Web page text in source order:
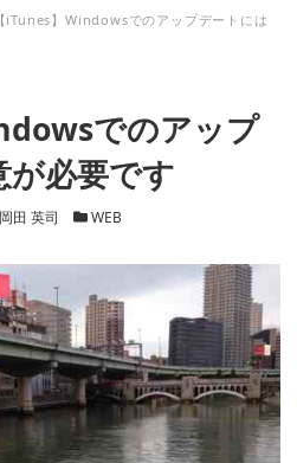
【iTunes】Windowsでのアップデートには
でのアップ
が必要です
著者
岡田 英司 カテゴリー
WEB